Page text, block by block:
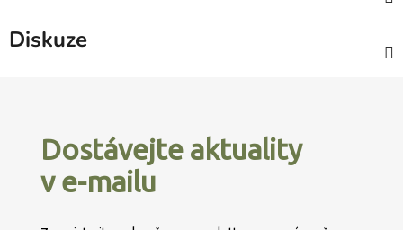
Diskuze
Dostávejte aktuality
v e-mailu